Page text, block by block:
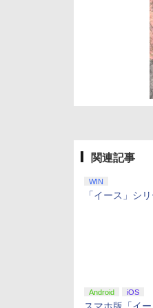
関連記事
WIN
「イース」シ
Android iOS